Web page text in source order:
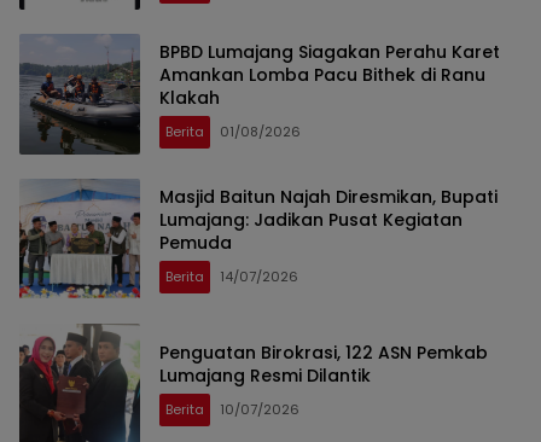
BPBD Lumajang Siagakan Perahu Karet
Amankan Lomba Pacu Bithek di Ranu
Klakah
Berita 01/08/2026
Masjid Baitun Najah Diresmikan, Bupati
Lumajang: Jadikan Pusat Kegiatan
Pemuda
Berita 14/07/2026
Penguatan Birokrasi, 122 ASN Pemkab
Lumajang Resmi Dilantik
Berita 10/07/2026